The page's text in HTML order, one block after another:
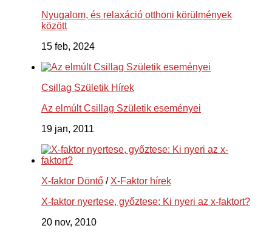
Nyugalom, és relaxáció otthoni körülmények
között
15 feb, 2024
Csillag Születik Hírek
Az elmúlt Csillag Születik eseményei
19 jan, 2011
X-faktor Döntő / X-Faktor hírek
X-faktor nyertese, győztese: Ki nyeri az x-faktort?
20 nov, 2010